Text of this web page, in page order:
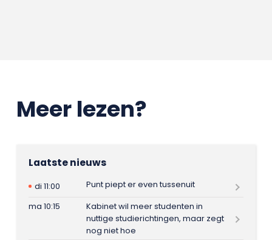
Meer lezen?
Laatste nieuws
di 11:00
Punt piept er even tussenuit
ma 10:15
Kabinet wil meer studenten in
nuttige studierichtingen, maar zegt
nog niet hoe